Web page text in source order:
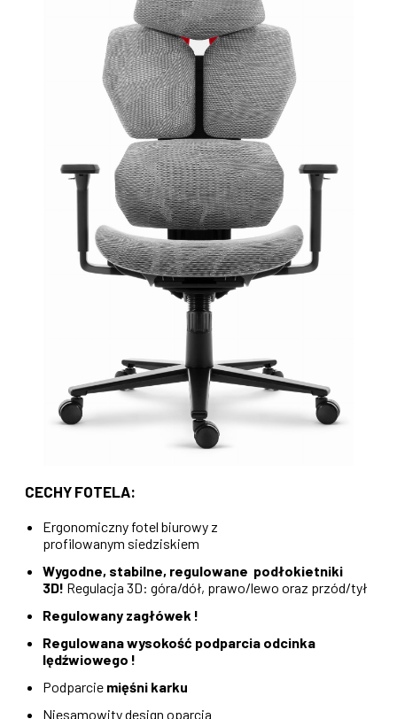
CECHY FOTELA:
Ergonomiczny fotel biurowy z
profilowanym siedziskiem
Wygodne, stabilne, regulowane podłokietniki
3D! Regulacja 3D: góra/dół, prawo/lewo oraz przód/tył
Regulowany zagłówek !
Regulowana wysokość podparcia odcinka
lędźwiowego !
Podparcie mięśni karku
Niesamowity design oparcia